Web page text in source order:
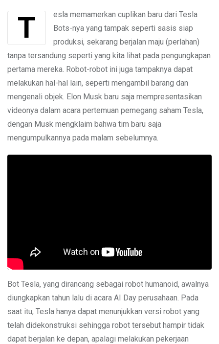
Tesla memamerkan cuplikan baru dari Tesla
Bots-nya yang tampak seperti sasis siap
produksi, sekarang berjalan maju (perlahan)
tanpa tersandung seperti yang kita lihat pada pengungkapan
pertama mereka. Robot-robot ini juga tampaknya dapat
melakukan hal-hal lain, seperti mengambil barang dan
mengenali objek. Elon Musk baru saja mempresentasikan
videonya dalam acara pertemuan pemegang saham Tesla,
dengan Musk mengklaim bahwa tim baru saja
mengumpulkannya pada malam sebelumnya.
Bot Tesla, yang dirancang sebagai robot humanoid, awalnya
diungkapkan tahun lalu di acara AI Day perusahaan. Pada
saat itu, Tesla hanya dapat menunjukkan versi robot yang
telah didekonstruksi sehingga robot tersebut hampir tidak
dapat berjalan ke depan, apalagi melakukan pekerjaan